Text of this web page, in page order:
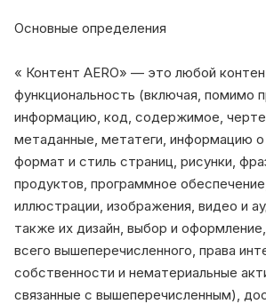
Основные определения
« Контент AERO» — это любой
функциональность (включая, помимо
информацию, код, содержимое,
метаданные, метатеги, информацию о
формат и стиль страниц, рисунки,
продуктов, программное
иллюстрации, изображения, видео и
также их дизайн, выбор и
всего вышеперечисленного, права
собственности и нематериальные
связанные с вышеперечисленным),